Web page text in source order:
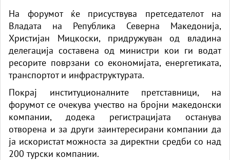
На форумот ќе присуствува претседателот на
Владата на Република Северна Македонија,
Христијан Мицкоски, придружуван од владина
делегација составена од министри кои ги водат
ресорите поврзани со економијата, енергетиката,
транспортот и инфраструктурата.
Покрај институционалните претставници, на
форумот се очекува учество на бројни македонски
компании, додека регистрацијата останува
отворена и за други заинтересирани компании да
ја искористат можноста за директни средби со над
200 турски компании.